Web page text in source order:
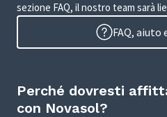
sezione FAQ, il nostro team sarà
FAQ, aiuto
Perché dovresti
con Novasol?